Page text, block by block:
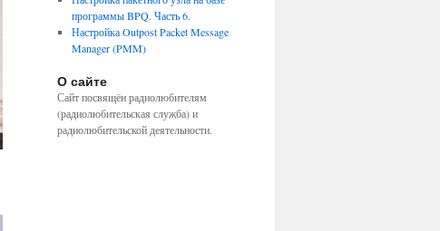
программы BPQ. Часть 6.
Настройка Outpost Packet Message
Manager (PMM)
О сайте
Сайт посвящён радиолюбителям
(радиолюбительская служба) и
радиолюбительской деятельности.